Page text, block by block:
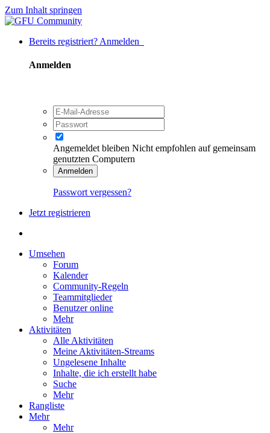
Zum Inhalt springen
Bereits registriert? Anmelden
Anmelden
Angemeldet bleiben Nicht empfohlen auf gemeinsam
genutzten Computern
Anmelden
Passwort vergessen?
Jetzt registrieren
Umsehen
Forum
Kalender
Community-Regeln
Teammitglieder
Benutzer online
Mehr
Aktivitäten
Alle Aktivitäten
Meine Aktivitäten-Streams
Ungelesene Inhalte
Inhalte, die ich erstellt habe
Suche
Mehr
Rangliste
Mehr
Mehr